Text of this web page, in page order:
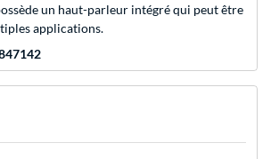
un haut-parleur intégré qui peut être
applications.